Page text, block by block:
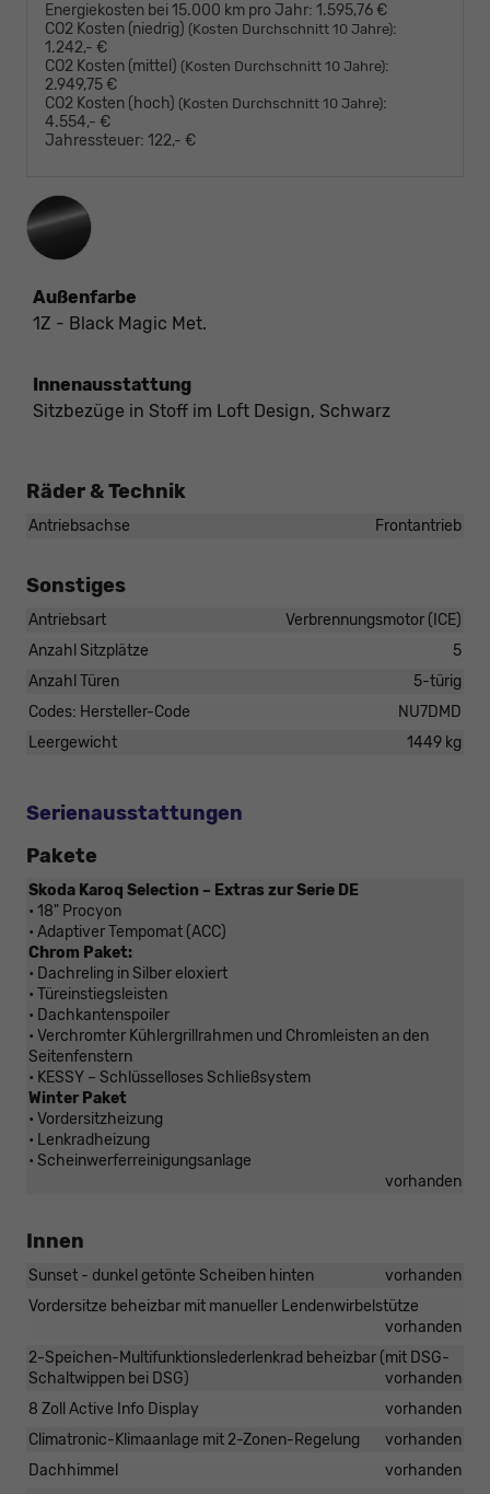
Energiekosten bei 15.000 km pro Jahr: 1.595,76 €
CO2 Kosten (niedrig) (Kosten Durchschnitt 10 Jahre):
1.242,- €
CO2 Kosten (mittel) (Kosten Durchschnitt 10 Jahre):
2.949,75 €
CO2 Kosten (hoch) (Kosten Durchschnitt 10 Jahre):
4.554,- €
Jahressteuer: 122,- €
Außenfarbe
1Z - Black Magic Met.
Innenausstattung
Sitzbezüge in Stoff im Loft Design, Schwarz
Räder & Technik
Antriebsachse Frontantrieb
Sonstiges
Antriebsart
Verbrennungsmotor (ICE)
Anzahl Sitzplätze
5
Anzahl Türen
5-türig
Codes: Hersteller-Code
NU7DMD
Leergewicht
1449 kg
Serienausstattungen
Pakete
Skoda Karoq Selection – Extras zur Serie DE
• 18" Procyon
• Adaptiver Tempomat (ACC)
Chrom Paket:
• Dachreling in Silber eloxiert
• Türeinstiegsleisten
• Dachkantenspoiler
• Verchromter Kühlergrillrahmen und Chromleisten an den
Seitenfenstern
• KESSY – Schlüsselloses Schließsystem
Winter Paket
• Vordersitzheizung
• Lenkradheizung
• Scheinwerferreinigungsanlage
vorhanden
Innen
Sunset - dunkel getönte Scheiben hinten
vorhanden
Vordersitze beheizbar mit manueller Lendenwirbelstütze
vorhanden
2-Speichen-Multifunktionslederlenkrad beheizbar (mit DSG-
Schaltwippen bei DSG)
vorhanden
8 Zoll Active Info Display
vorhanden
Climatronic-Klimaanlage mit 2-Zonen-Regelung
vorhanden
Dachhimmel
vorhanden